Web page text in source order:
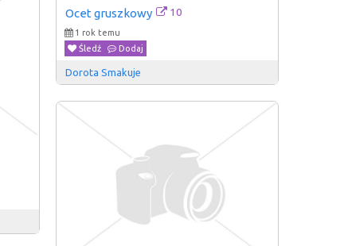
Ocet gruszkowy 10
1 rok temu
Śledź
Dodaj
Dorota Smakuje